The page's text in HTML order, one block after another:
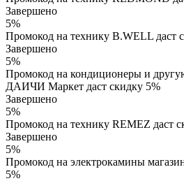
Завершено
5%
Промокод на технику B.WELL даст
Завершено
5%
Промокод на кондиционеры и
ДАИЧИ Маркет даст скидку 5%
Завершено
5%
Промокод на технику REMEZ даст
Завершено
5%
Промокод на электрокамины
5%